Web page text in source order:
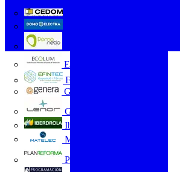
Ecolum
Efintec
GENERA
Grupo Lenor
Iberdrola
MATELEC
Plan Reforma